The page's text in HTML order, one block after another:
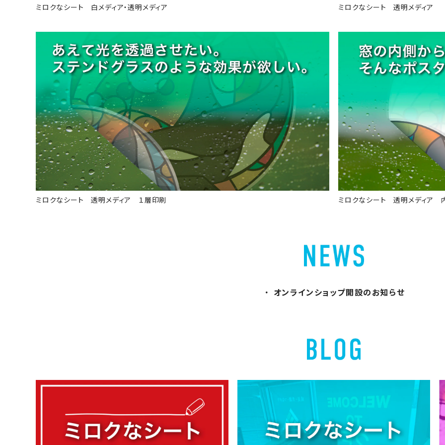
ミロクなシート 白メディア・透明メディア ミロクなシート 透明メディア
ミロクなシート 透明メディア １層印刷 ミロクなシート 透明メディア
オンラインショップ開設のお知らせ